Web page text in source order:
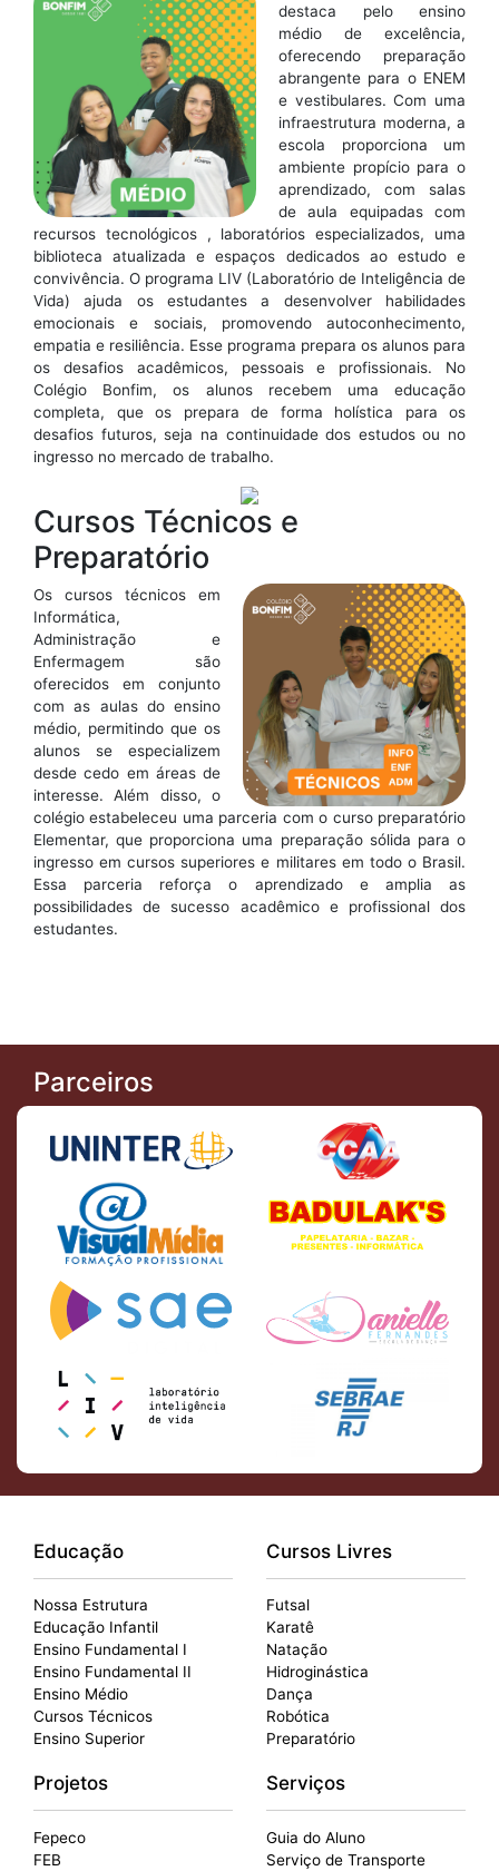
destaca pelo ensino
médio de excelência,
oferecendo preparação
abrangente para o ENEM
e vestibulares. Com uma
infraestrutura moderna, a
escola proporciona um
ambiente propício para o
aprendizado, com salas
de aula equipadas com
recursos tecnológicos , laboratórios especializados, uma
biblioteca atualizada e espaços dedicados ao estudo e
convivência. O programa LIV (Laboratório de Inteligência de
Vida) ajuda os estudantes a desenvolver habilidades
emocionais e sociais, promovendo autoconhecimento,
empatia e resiliência. Esse programa prepara os alunos para
os desafios acadêmicos, pessoais e profissionais. No
Colégio Bonfim, os alunos recebem uma educação
completa, que os prepara de forma holística para os
desafios futuros, seja na continuidade dos estudos ou no
ingresso no mercado de trabalho.
Cursos Técnicos e
Preparatório
Os cursos técnicos em
Informática,
Administração e
Enfermagem são
oferecidos em conjunto
com as aulas do ensino
médio, permitindo que os
alunos se especializem
desde cedo em áreas de
interesse. Além disso, o
colégio estabeleceu uma parceria com o curso preparatório
Elementar, que proporciona uma preparação sólida para o
ingresso em cursos superiores e militares em todo o Brasil.
Essa parceria reforça o aprendizado e amplia as
possibilidades de sucesso acadêmico e profissional dos
estudantes.
Parceiros
Educação
Nossa Estrutura
Educação Infantil
Ensino Fundamental I
Ensino Fundamental II
Ensino Médio
Cursos Técnicos
Ensino Superior
Cursos Livres
Futsal
Karatê
Natação
Hidroginástica
Dança
Robótica
Preparatório
Projetos
Fepeco
FEB
Serviços
Guia do Aluno
Serviço de Transporte